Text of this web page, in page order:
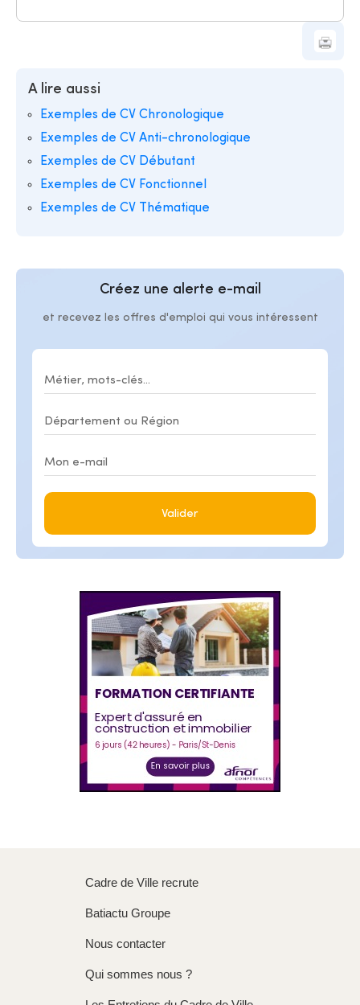
A lire aussi
Exemples de CV Chronologique
Exemples de CV Anti-chronologique
Exemples de CV Débutant
Exemples de CV Fonctionnel
Exemples de CV Thématique
Créez une alerte e-mail
et recevez les offres d'emploi qui vous intéressent
Valider
Cadre de Ville recrute
Batiactu Groupe
Nous contacter
Qui sommes nous ?